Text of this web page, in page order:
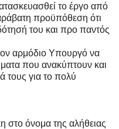
το έργο από
προϋπόθεση ότι
του και προ παντός
αρμόδιο Υπουργό να
που ανακύπτουν και
τους για το πολύ
στο όνομα της αλήθειας